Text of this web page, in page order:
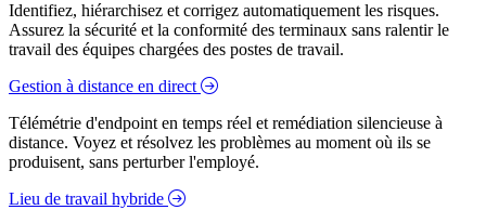
Identifiez, hiérarchisez et corrigez automatiquement les risques.
Assurez la sécurité et la conformité des terminaux sans ralentir le
travail des équipes chargées des postes de travail.
Gestion à distance en direct
Télémétrie d'endpoint en temps réel et remédiation silencieuse à
distance. Voyez et résolvez les problèmes au moment où ils se
produisent, sans perturber l'employé.
Lieu de travail hybride